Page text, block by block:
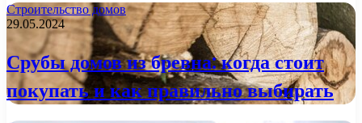
Строительство домов
29.05.2024
Срубы домов из бревна: когда стоит
покупать и как правильно выбирать